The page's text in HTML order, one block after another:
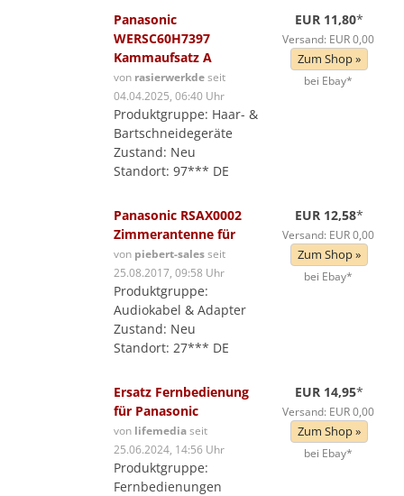
Panasonic
WERSC60H7397
Kammaufsatz A
von rasierwerkdeseit
04.04.2025, 06:40 Uhr
Produktgruppe: Haar- &
Bartschneidegeräte
Zustand: Neu
Standort: 97*** DE
EUR 11,80*
Versand: EUR 0,00
Zum Shop »
bei Ebay*
Panasonic RSAX0002
Zimmerantenne für
von piebert-salesseit
25.08.2017, 09:58 Uhr
Produktgruppe:
Audiokabel & Adapter
Zustand: Neu
Standort: 27*** DE
EUR 12,58*
Versand: EUR 0,00
Zum Shop »
bei Ebay*
Ersatz Fernbedienung
für Panasonic
von lifemediaseit
25.06.2024, 14:56 Uhr
Produktgruppe:
Fernbedienungen
EUR 14,95*
Versand: EUR 0,00
Zum Shop »
bei Ebay*